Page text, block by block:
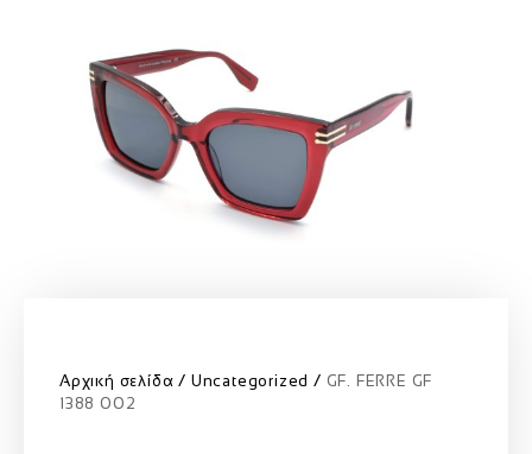
Αρχική σελίδα Uncategorized
GF. FERRE GF
1388 002